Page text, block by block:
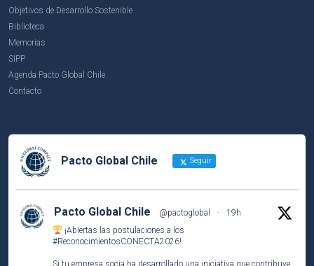
Objetivos de Desarrollo Sostenible
Biblioteca
Memorias
SIPP
Agenda Pacto Global Chile
Contacto
Pacto Global Chile Seguir
Pacto Global Chile @pactoglobal ·
19h
¡Abiertas las postulaciones a los
#ReconocimientosCONECTA2026!
Si tu empresa socia ha desarrollado una iniciativa que contribuye